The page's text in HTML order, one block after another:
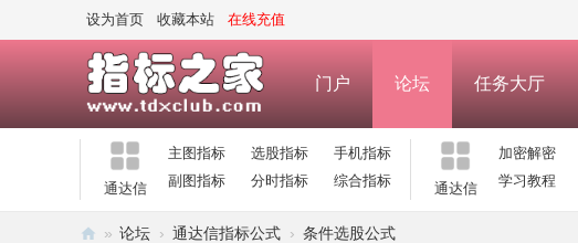
设为首页 收藏本站 在线充值
门户 论坛 任务大厅
通达信
主图指标 选股指标
手机指标
副图指标
分时指标 综合指标 通达信
加密解密
学习教程
» 论坛 › 通达信指标公式 › 条件选股公式